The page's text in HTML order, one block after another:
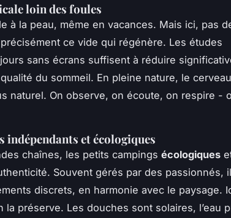
loin des foules
à la peau, même en vacances. Mais ici, pas
précisément ce vide qui régénère. Les études
sans écrans suffisent à réduire
du sommeil. En pleine nature, le
naturel. On observe, on écoute, on respire -
indépendants et écologiques
chaînes, les petits campings écologiques
Souvent gérés par des passionnés,
discrets, en harmonie avec le paysage.
la préserve. Les douches sont solaires, l’eau